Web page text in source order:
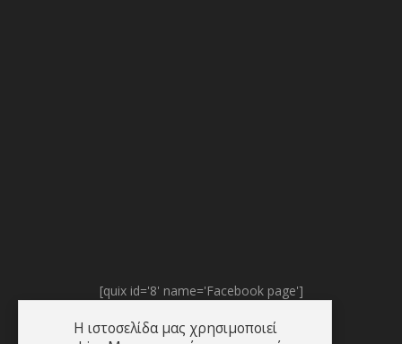
[quix id='8' name='Facebook page']
Η ιστοσελίδα μας χρησιμοποιεί